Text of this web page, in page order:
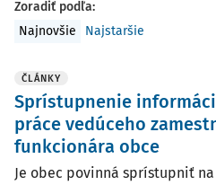
Zoradiť podľa:
Najnovšie
Najstaršie
ČLÁNKY
Sprístupnenie
práce vedúceho
funkcionára obce
Je obec povinná sprístupniť